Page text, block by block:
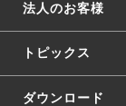
法人のお客様
トピックス
ダウンロード